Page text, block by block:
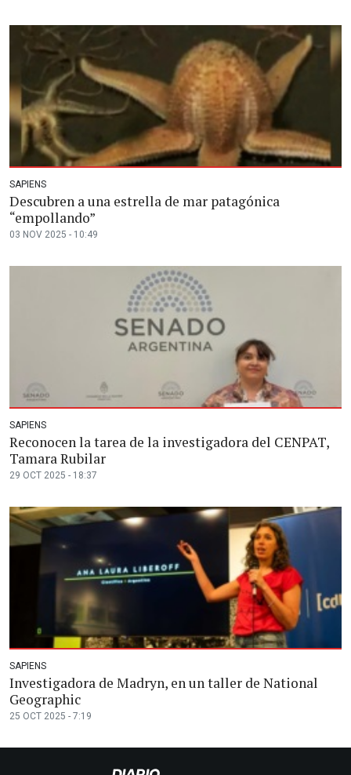
SAPIENS
Descubren a una estrella de mar patagónica
“empollando”
03 NOV 2025 - 10:49
SAPIENS
Reconocen la tarea de la investigadora del CENPAT,
Tamara Rubilar
29 OCT 2025 - 18:37
SAPIENS
Investigadora de Madryn, en un taller de National
Geographic
25 OCT 2025 - 7:19